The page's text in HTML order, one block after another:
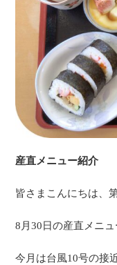
産直メニュー紹介
皆さまこんにちは、
8月30日の産直メニ
今月は台風10号の接